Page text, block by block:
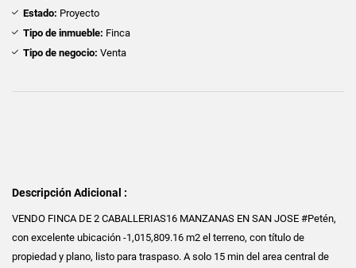
Estado: Proyecto
Tipo de inmueble: Finca
Tipo de negocio: Venta
Descripción Adicional :
VENDO FINCA DE 2 CABALLERIAS16 MANZANAS EN SAN JOSE #Petén,
con excelente ubicación -1,015,809.16 m2 el terreno, con título de
propiedad y plano, listo para traspaso. A solo 15 min del area central de